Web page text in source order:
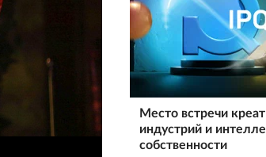
Место встречи
индустрий и
собственности